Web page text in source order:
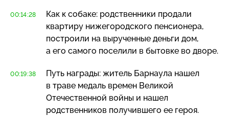
00:14:28
Как к собаке: родственники продали
квартиру нижегородского пенсионера,
построили на вырученные деньги дом,
а его самого поселили в бытовке во дворе.
00:19:38
Путь награды: житель Барнаула нашел
в траве медаль времен Великой
Отечественной войны и нашел
родственников получившего ее героя.